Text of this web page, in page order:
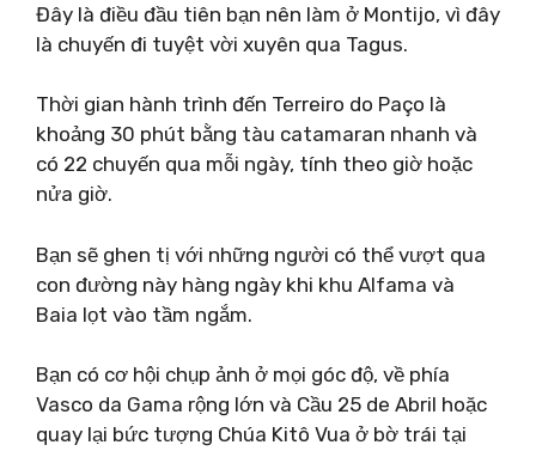
Đây là điều đầu tiên bạn nên làm ở Montijo, vì đây
là chuyến đi tuyệt vời xuyên qua Tagus.
Thời gian hành trình đến Terreiro do Paço là
khoảng 30 phút bằng tàu catamaran nhanh và
có 22 chuyến qua mỗi ngày, tính theo giờ hoặc
nửa giờ.
Bạn sẽ ghen tị với những người có thể vượt qua
con đường này hàng ngày khi khu Alfama và
Baia lọt vào tầm ngắm.
Bạn có cơ hội chụp ảnh ở mọi góc độ, về phía
Vasco da Gama rộng lớn và Cầu 25 de Abril hoặc
quay lại bức tượng Chúa Kitô Vua ở bờ trái tại